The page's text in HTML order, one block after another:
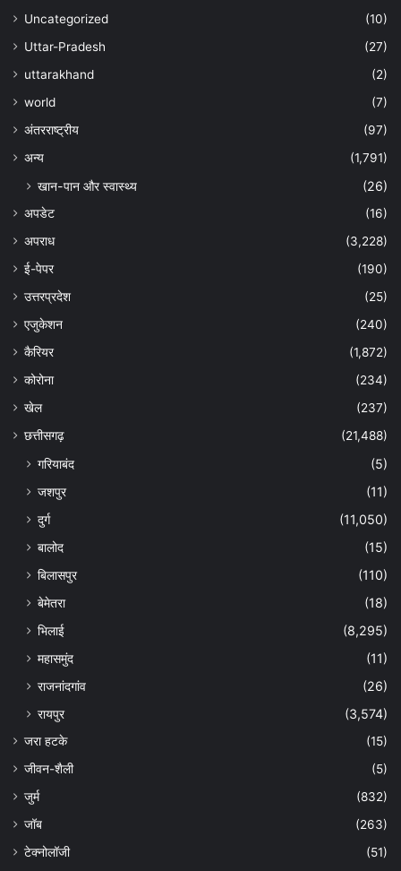
Uncategorized
(10)
Uttar-Pradesh
(27)
uttarakhand
(2)
world
(7)
अंतरराष्ट्रीय
(97)
अन्‍य
(1,791)
खान-पान और स्वास्थ्य (26)
अपडेट
(16)
अपराध
(3,228)
ई-पेपर
(190)
उत्तरप्रदेश
(25)
एजुकेशन
(240)
कैरियर
(1,872)
कोरोना
(234)
खेल
(237)
छत्तीसगढ़
(21,488)
गरियाबंद
(5)
जशपुर
(11)
दुर्ग
(11,050)
बालोद
(15)
बिलासपुर
(110)
बेमेतरा
(18)
भिलाई
(8,295)
महासमुंद
(11)
राजनांदगांव
(26)
रायपुर
(3,574)
जरा हटके
(15)
जीवन-शैली
(5)
जुर्म
(832)
जॉब
(263)
टेक्नोलॉजी
(51)